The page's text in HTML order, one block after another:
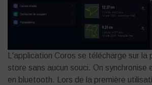
L'application Coros se télécharge sur la
store sans aucun souci. On synchronise
en bluetooth. Lors de la première